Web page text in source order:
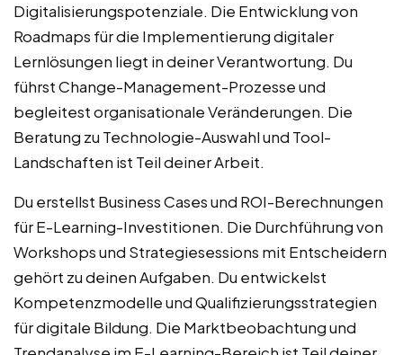
Digitalisierungspotenziale. Die Entwicklung von
Roadmaps für die Implementierung digitaler
Lernlösungen liegt in deiner Verantwortung. Du
führst Change-Management-Prozesse und
begleitest organisationale Veränderungen. Die
Beratung zu Technologie-Auswahl und Tool-
Landschaften ist Teil deiner Arbeit.
Du erstellst Business Cases und ROI-Berechnungen
für E-Learning-Investitionen. Die Durchführung von
Workshops und Strategiesessions mit Entscheidern
gehört zu deinen Aufgaben. Du entwickelst
Kompetenzmodelle und Qualifizierungsstrategien
für digitale Bildung. Die Marktbeobachtung und